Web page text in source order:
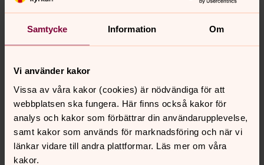
Samtycke Information Om
Vi använder kakor
Vissa av våra kakor (cookies) är nödvändiga för att
webbplatsen ska fungera. Här finns också kakor för
analys och kakor som förbättrar din användarupplevelse,
samt kakor som används för marknadsföring och när vi
länkar vidare till andra plattformar. Läs mer om våra
kakor.
behövs!
Ge en gåva till katastrofinsatser
Senast ändrad 16 februari 2023
Synpunkter eller frågor på sidans
innehåll?